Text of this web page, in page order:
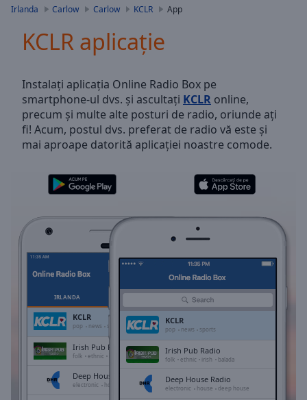
Video
Skip
Backward
Skip
Forward
Mute
Current
Duration-:-
0.00%
Stream
TypeLIVE
LIVE
Remaining
Irlanda Carlow Carlow KCLR App
KCLR aplicație
Instalați aplicația Online Radio Box pe
smartphone-ul dvs. și ascultați KCLR online,
precum și multe alte posturi de radio, oriunde ați
fi! Acum, postul dvs. preferat de radio vă este și
mai aproape datorită aplicației noastre comode.
IRLANDA
KCLR
pop news sports
Irish Pub Radio
folk ethnic balada
Deep House Radio
electronic house deep house
KCLR
pop news sports
Irish Pub Radio
folk ethnic irish balada
Deep House Radio
electronic house deep house